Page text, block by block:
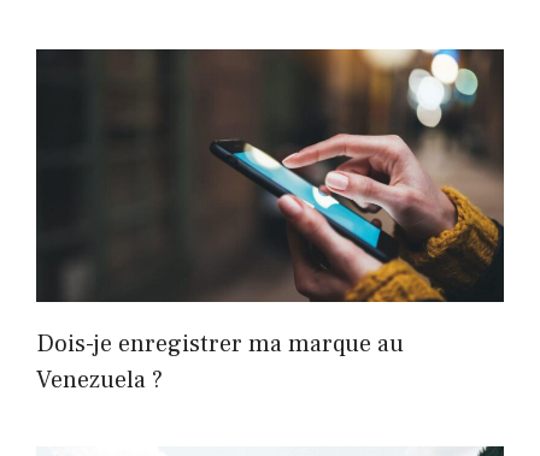
Dois-je enregistrer ma marque au
Venezuela ?